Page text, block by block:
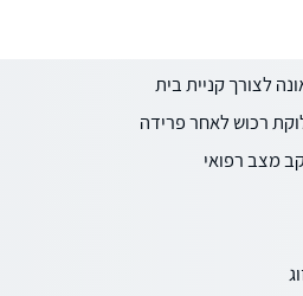
לצורך קניית בית
רכוש לאחר פרידה
מצב רפואי